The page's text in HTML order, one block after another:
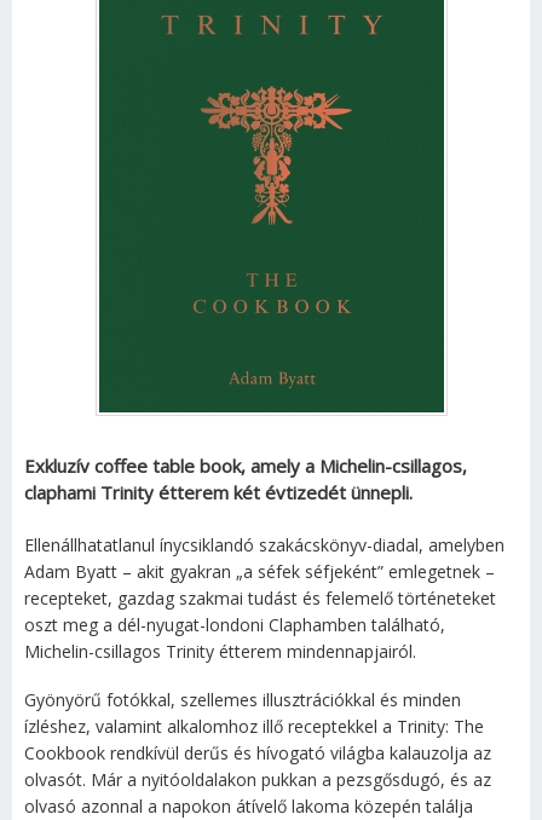
Exkluzív coffee table book, amely a Michelin-csillagos,
claphami Trinity étterem két évtizedét ünnepli.
Ellenállhatatlanul ínycsiklandó szakácskönyv-diadal, amelyben
Adam Byatt – akit gyakran „a séfek séfjeként” emlegetnek –
recepteket, gazdag szakmai tudást és felemelő történeteket
oszt meg a dél-nyugat-londoni Claphamben található,
Michelin-csillagos Trinity étterem mindennapjairól.
Gyönyörű fotókkal, szellemes illusztrációkkal és minden
ízléshez, valamint alkalomhoz illő receptekkel a Trinity: The
Cookbook rendkívül derűs és hívogató világba kalauzolja az
olvasót. Már a nyitóoldalakon pukkan a pezsgősdugó, és az
olvasó azonnal a napokon átívelő lakoma közepén találja